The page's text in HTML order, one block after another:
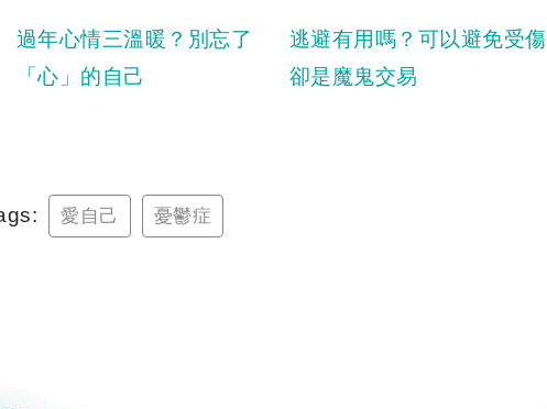
過年心情三溫暖？別忘了
「心」的自己
逃避有用嗎？可以避免受傷
卻是魔鬼交易
愛自己 憂鬱症